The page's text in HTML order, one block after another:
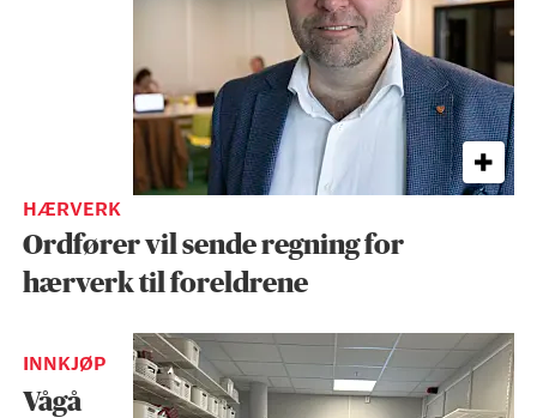
HÆRVERK
Ordfører vil sende regning for
hærverk til foreldrene
INNKJØP
Vågå